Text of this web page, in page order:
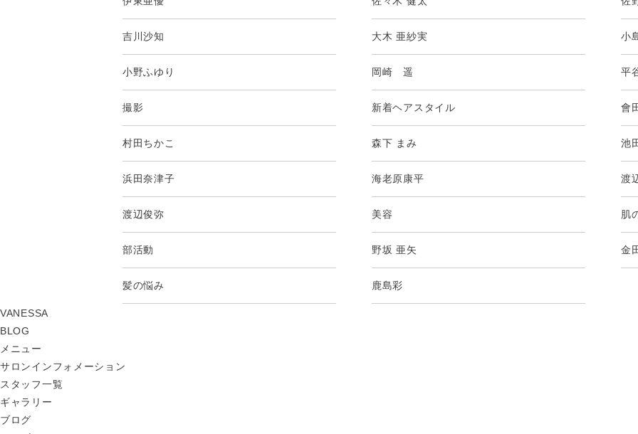
吉川沙知 大木 亜紗実 小
小野ふゆり 岡崎 遥 平
撮影 新着ヘアスタイル 會
村田ちかこ 森下 まみ 池
浜田奈津子 海老原康平 渡
渡辺俊弥 美容 肌
部活動 野坂 亜矢 金
髪の悩み 鹿島彩
VANESSA
BLOG
メニュー
サロンインフォメーション
スタッフ一覧
ギャラリー
ブログ